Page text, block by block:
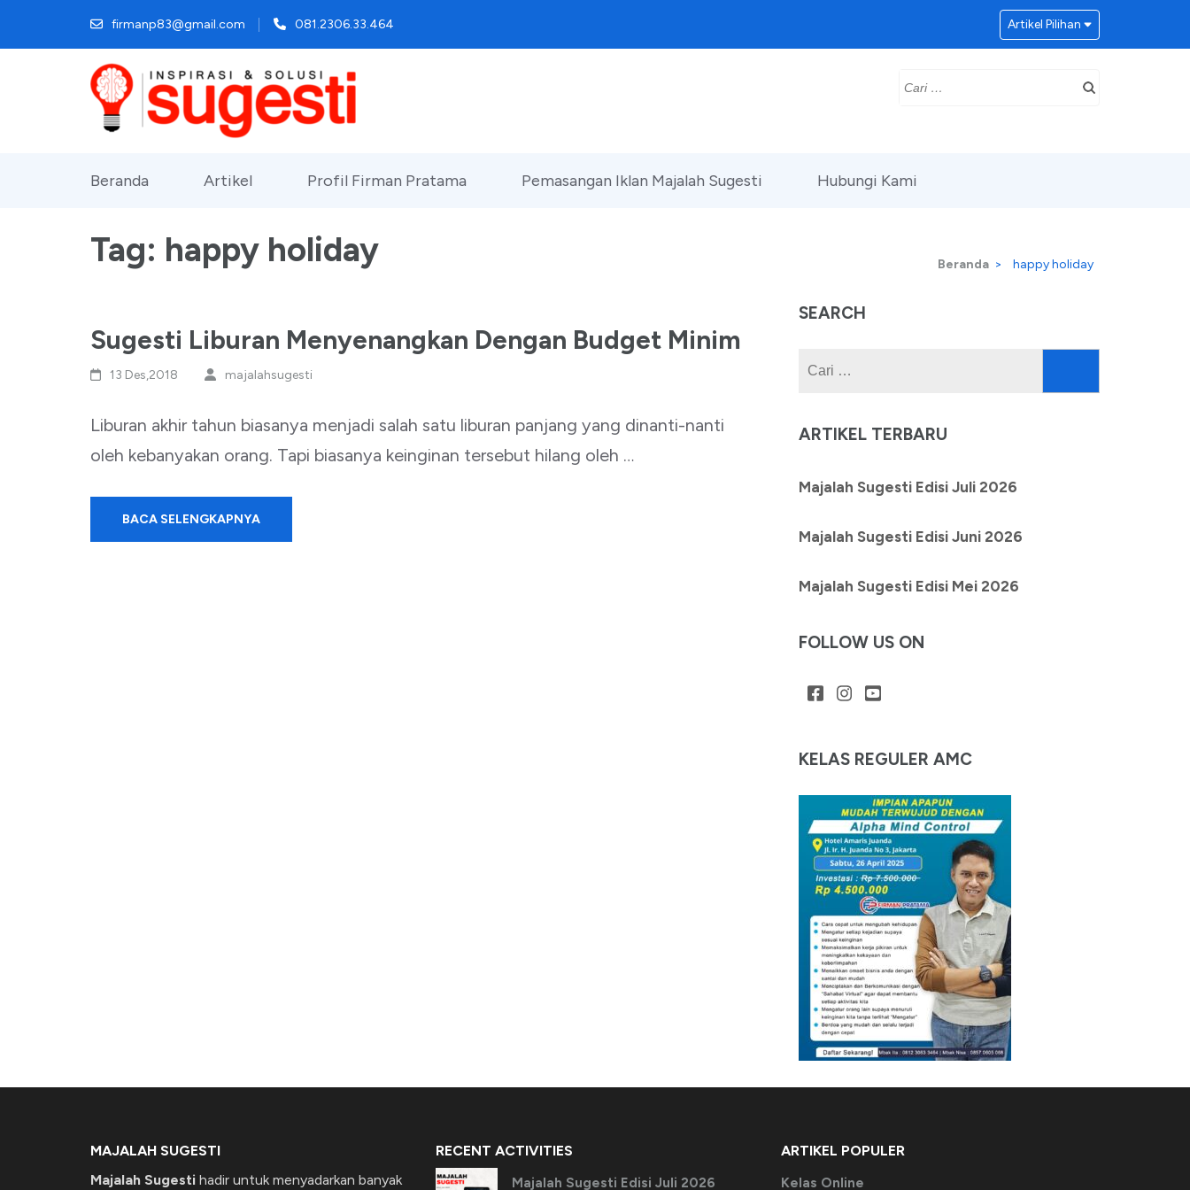
ke
firmanp83@gmail.com 081.2306.33.464 Artikel Pilihan
Cari
Beranda Artikel Profil Firman Pratama Pemasangan Iklan Majalah Sugesti Hubungi Kami
Tag: happy holiday Beranda > happy holiday
Sugesti Liburan Menyenangkan Dengan Budget Minim
13 Des,2018 majalahsugesti
Liburan akhir tahun biasanya menjadi salah satu liburan panjang yang dinanti-nanti
oleh kebanyakan orang. Tapi biasanya keinginan tersebut hilang oleh …
BACA SELENGKAPNYA
SEARCH
untuk:
ARTIKEL TERBARU
Majalah Sugesti Edisi Juli 2026
Majalah Sugesti Edisi Juni 2026
Majalah Sugesti Edisi Mei 2026
FOLLOW US ON
KELAS REGULER AMC
MAJALAH SUGESTI
Majalah Sugesti hadir untuk menyadarkan banyak
RECENT ACTIVITIES
Majalah Sugesti Edisi Juli 2026
ARTIKEL POPULER
Kelas Online